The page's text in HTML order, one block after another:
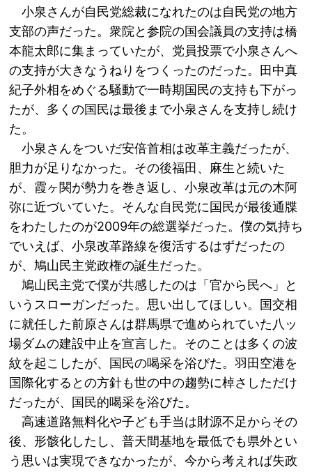
小泉さんが自民党総裁になれたのは自民党の地方
支部の声だった。衆院と参院の国会議員の支持は橋
本龍太郎に集まっていたが、党員投票で小泉さんへ
の支持が大きなうねりをつくったのだった。田中真
紀子外相をめぐる騒動で一時期国民の支持も下がっ
たが、多くの国民は最後まで小泉さんを支持し続け
た。
小泉さんをついだ安倍首相は改革主義だったが、
胆力が足りなかった。その後福田、麻生と続いた
が、霞ヶ関が勢力を巻き返し、小泉改革は元の木阿
弥に近づいていた。そんな自民党に国民が最後通牒
をわたしたのが2009年の総選挙だった。僕の気持ち
でいえば、小泉改革路線を復活するはずだったの
が、鳩山民主党政権の誕生だった。
鳩山民主党で僕が共感したのは「官から民へ」と
いうスローガンだった。思い出してほしい。国交相
に就任した前原さんは群馬県で進められていた八ッ
場ダムの建設中止を宣言した。そのことは多くの波
紋を起こしたが、国民の喝采を浴びた。羽田空港を
国際化するとの方針も世の中の趨勢に棹さしただけ
だったが、国民的喝采を浴びた。
高速道路無料化や子ども手当は財源不足からその
後、形骸化したし、普天間基地を最低でも県外とい
う思いは実現できなかったが、今から考えれば失政